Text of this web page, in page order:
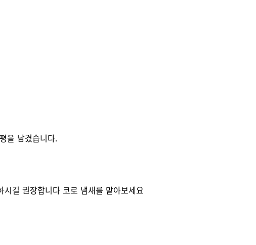
을 남겼습니다.
길 권장합니다 코로 냄새를 맡아보세요